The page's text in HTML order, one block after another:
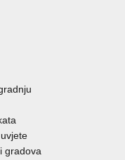
gradova